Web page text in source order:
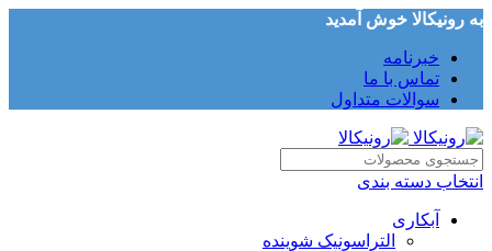
به رونیکالا خوش آمدید
خبرنامه
تماس با ما
سوالات متداول
انتخاب دسته بندی
آبکاری
التراسونیک شوینده